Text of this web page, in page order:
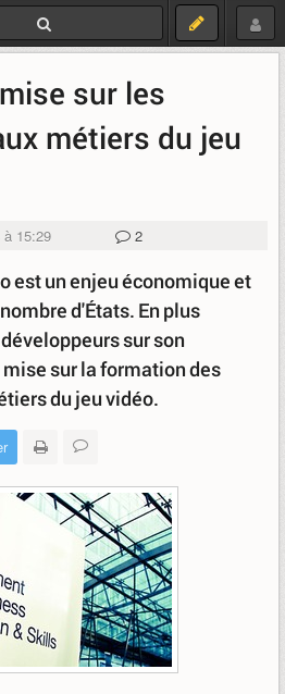
sur les
métiers du jeu
à 15:29 2
est un enjeu économique et
d'États. En plus
sur son
sur la formation des
du jeu vidéo.